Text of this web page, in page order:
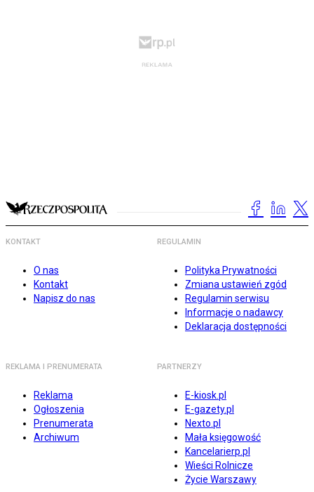
KONTAKT
O nas
Kontakt
Napisz do nas
REGULAMIN
Polityka Prywatności
Zmiana ustawień zgód
Regulamin serwisu
Informacje o nadawcy
Deklaracja dostępności
REKLAMA I PRENUMERATA
Reklama
Ogłoszenia
Prenumerata
Archiwum
PARTNERZY
E-kiosk.pl
E-gazety.pl
Nexto.pl
Mała księgowość
Kancelarierp.pl
Wieści Rolnicze
Życie Warszawy